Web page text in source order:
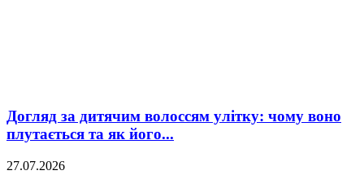
Догляд за дитячим волоссям улітку: чому воно
плутається та як його...
27.07.2026